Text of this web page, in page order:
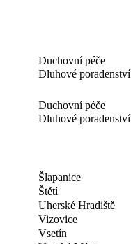
Duchovní péče
Dluhové poradenství
Duchovní péče
Dluhové poradenství
Šlapanice
Štětí
Uherské Hradiště
Vizovice
Vsetín